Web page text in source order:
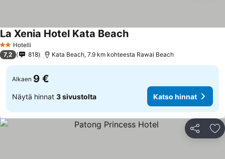
2 Tähtiluokitus
Hotelli
La Xenia Hotel Kata Beach
7,2 818 Kata Beach, 7.9 km kohteesta Rawai Beach
Alkaen 9 €
Näytä hinnat 3 sivustolta Katso hinnat
Jaa